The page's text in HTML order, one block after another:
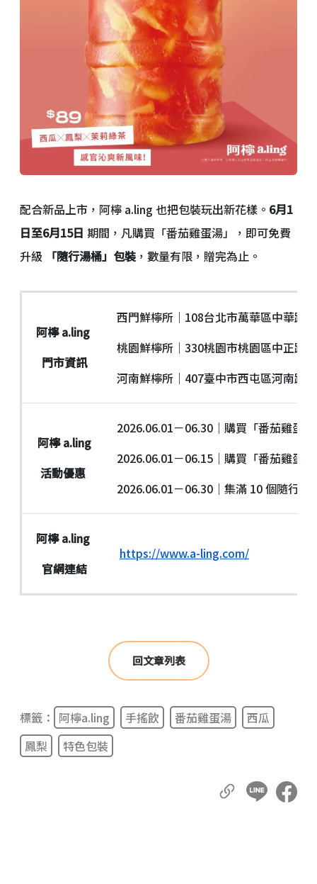
配合新品上市，阿檸 a.ling 也把包裝玩出新花樣。 6月1
日至6月15日 期間，凡購買「番茄雞蛋湯」，即可免費
升級
「隨行湯桶」包裝，數量有限，贈完為止。
阿檸 a.ling
門市資訊
西門鮮檸所｜108台北市萬華區中華路
桃園鮮檸所｜330桃園市桃園區中正路
河南鮮檸所｜407臺中市西屯區河南路
阿檸 a.ling
活動優惠
2026.06.01－06.30｜購買「番茄雞蛋
2026.06.01－06.15｜購買「番茄雞蛋
2026.06.01－06.30｜集滿 10 個隨行
阿檸 a.ling
官網連結
https://www.a-ling.com/
回文章列表
標籤： 阿檸a.ling 手搖飲 番茄雞蛋湯
西瓜
鳳梨
特色包裝